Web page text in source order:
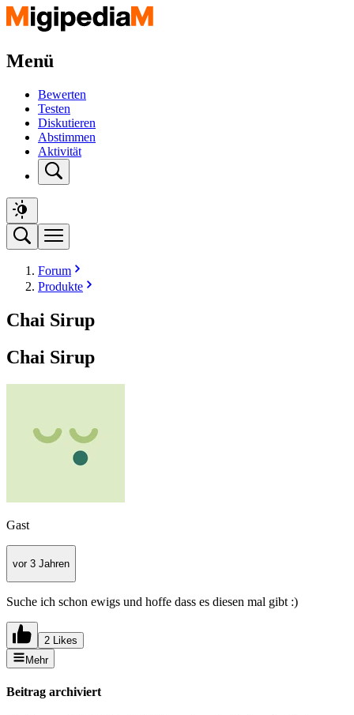
Menü
Bewerten
Testen
Diskutieren
Abstimmen
Aktivität
Forum
Produkte
Chai Sirup
Chai Sirup
Gast
vor 3 Jahren
Suche ich schon ewigs und hoffe dass es diesen mal gibt :)
2 Likes
Mehr
Beitrag archiviert